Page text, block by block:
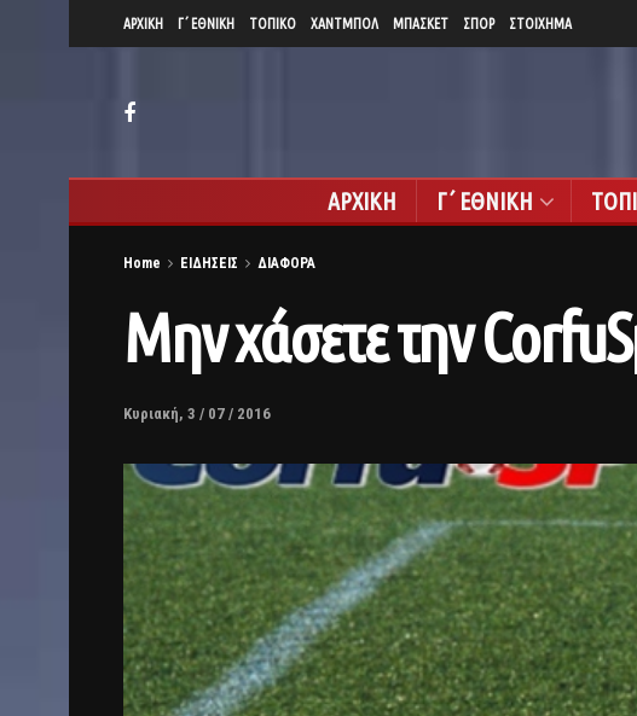
ΑΡΧΙΚΗ Γ΄ ΕΘΝΙΚΗ ΤΟΠΙΚΟ ΧΑΝΤΜΠΟΛ ΜΠΑΣΚΕΤ ΣΠΟΡ ΣΤΟΙΧΗΜΑ
ΑΡΧΙΚΗ Γ΄ ΕΘΝΙΚΗ
Home ΕΙΔΗΣΕΙΣ ΔΙΑΦΟΡΑ
Μην χάσετε την
Κυριακή, 3 / 07 / 2016